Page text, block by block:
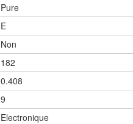
Pure
E
Non
182
0.408
9
Electronique